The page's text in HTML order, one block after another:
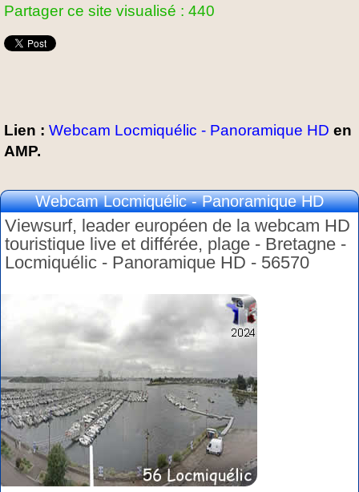
Partager ce site visualisé : 440
Lien : Webcam Locmiquélic - Panoramique HD en
AMP.
Webcam Locmiquélic - Panoramique HD
Viewsurf, leader européen de la webcam HD
touristique live et différée, plage - Bretagne -
Locmiquélic - Panoramique HD - 56570